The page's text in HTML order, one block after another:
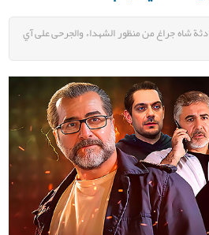
شاه ‌جراغ من منظور الشهداء والجرحى على آي